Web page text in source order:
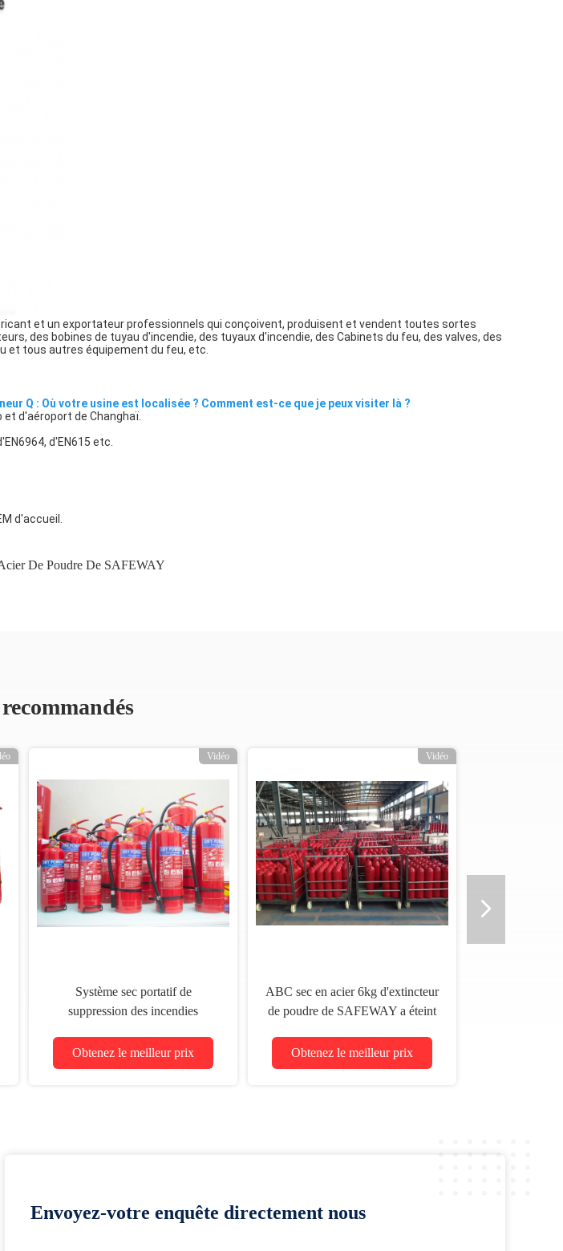
et un exportateur professionnels qui conçoivent, produisent et vendent toutes sortes
des bobines de tuyau d'incendie, des tuyaux d'incendie, des Cabinets du feu, des valves, des
et tous autres équipement du feu, etc.
Q : Où votre usine est localisée ? Comment est-ce que je peux visiter là ?
d'aéroport de Changhaï.
d'EN615 etc.
d'accueil.
De Poudre De SAFEWAY
Vidéo
Système sec portatif de
suppression des incendies
ST12
Obtenez le meilleur prix
Vidéo
ABC sec en acier 6kg d'extincteur
de poudre de SAFEWAY a éteint
Obtenez le meilleur prix
Envoyez-votre enquête directement nous